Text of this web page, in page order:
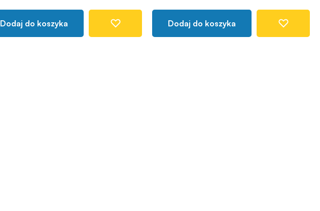
Dodaj do koszyka Dodaj do koszyka